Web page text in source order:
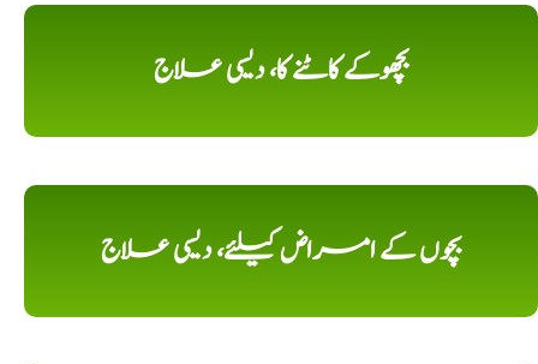
بچھوکے کاٹنے کا، دیسی علاج
بچوں کے امراض کیلئے، دیسی علاج